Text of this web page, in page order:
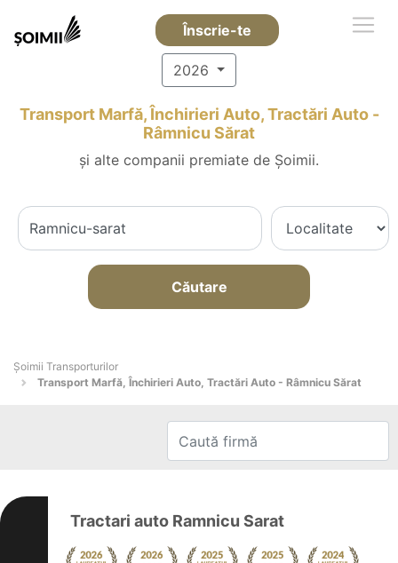
Înscrie-te
2026
Transport Marfă, Închirieri Auto, Tractări Auto -
Râmnicu Sărat
și alte companii premiate de Șoimii.
Căutare
Șoimii Transporturilor
Transport Marfă, Închirieri Auto, Tractări Auto - Râmnicu Sărat
Tractari auto Ramnicu Sarat